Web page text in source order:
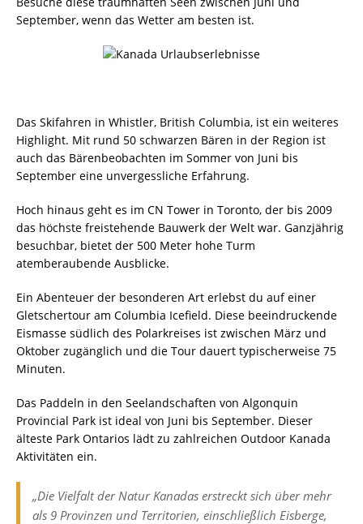
September, wenn das Wetter am besten ist.
Das Skifahren in Whistler, British Columbia, ist ein weiteres
Highlight. Mit rund 50 schwarzen Bären in der Region ist
auch das Bärenbeobachten im Sommer von Juni bis
September eine unvergessliche Erfahrung.
Hoch hinaus geht es im CN Tower in Toronto, der bis 2009
das höchste freistehende Bauwerk der Welt war. Ganzjährig
besuchbar, bietet der 500 Meter hohe Turm
atemberaubende Ausblicke.
Ein Abenteuer der besonderen Art erlebst du auf einer
Gletschertour am Columbia Icefield. Diese beeindruckende
Eismasse südlich des Polarkreises ist zwischen März und
Oktober zugänglich und die Tour dauert typischerweise 75
Minuten.
Das Paddeln in den Seelandschaften von Algonquin
Provincial Park ist ideal von Juni bis September. Dieser
älteste Park Ontarios lädt zu zahlreichen Outdoor Kanada
Aktivitäten ein.
„Die Vielfalt der Natur Kanadas erstreckt sich über mehr
als 9 Provinzen und Territorien, einschließlich Eisberge,